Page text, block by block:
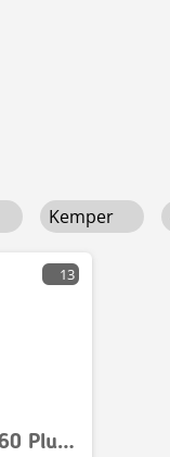
Kemper
13
Kemper 460 Plus PREMIUM USED